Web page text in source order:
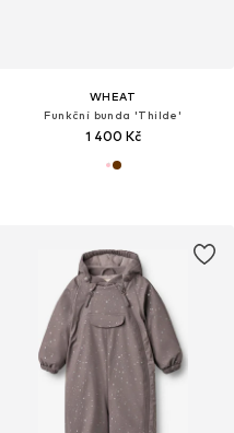
WHEAT
Funkční bunda 'Thilde'
1 400 Kč